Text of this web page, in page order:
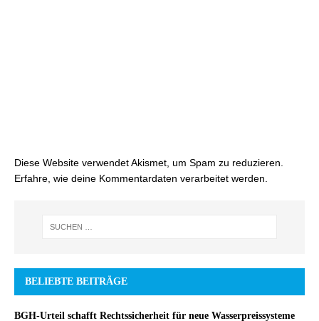
Diese Website verwendet Akismet, um Spam zu reduzieren.
Erfahre, wie deine Kommentardaten verarbeitet werden.
BELIEBTE BEITRÄGE
BGH-Urteil schafft Rechtssicherheit für neue Wasserpreissysteme